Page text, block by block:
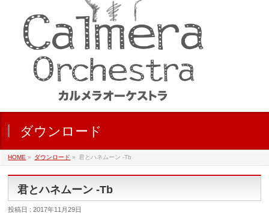
ダウンロード
HOME » ダウンロード » 君とハネムーン -Tb
君とハネムーン -Tb
投稿日 : 2017年11月29日